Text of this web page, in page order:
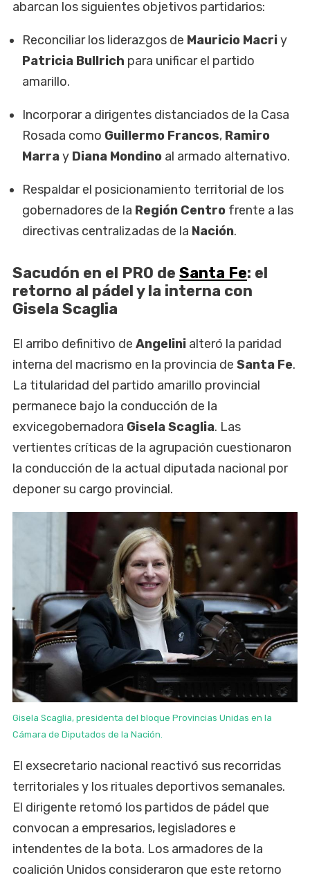
abarcan los siguientes objetivos partidarios:
Reconciliar los liderazgos de Mauricio Macriy
Patricia Bullrich para unificar el partido
amarillo.
Incorporar a dirigentes distanciados de la Casa
Rosada como Guillermo Francos, Ramiro
Marray Diana Mondino al armado alternativo.
Respaldar el posicionamiento territorial de los
gobernadores de la Región Centro frente a las
directivas centralizadas de la Nación.
Sacudón en el PRO de Santa Fe: el
retorno al pádel y la interna con
Gisela Scaglia
El arribo definitivo de Angelini alteró la paridad
interna del macrismo en la provincia de Santa Fe.
La titularidad del partido amarillo provincial
permanece bajo la conducción de la
exvicegobernadora Gisela Scaglia. Las
vertientes críticas de la agrupación cuestionaron
la conducción de la actual diputada nacional por
deponer su cargo provincial.
Gisela Scaglia, presidenta del bloque Provincias Unidas en la
Cámara de Diputados de la Nación.
El exsecretario nacional reactivó sus recorridas
territoriales y los rituales deportivos semanales.
El dirigente retomó los partidos de pádel que
convocan a empresarios, legisladores e
intendentes de la bota. Los armadores de la
coalición Unidos consideraron que este retorno